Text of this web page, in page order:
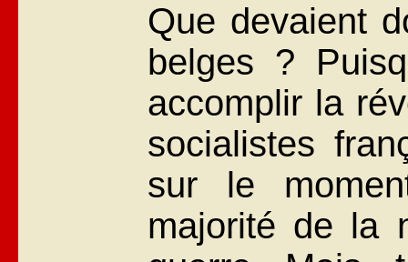
Que devaient
belges ?
accomplir la
socialistes
sur le
majorité de la